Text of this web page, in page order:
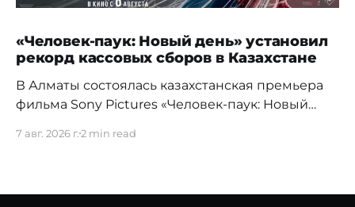
«Человек-паук: Новый день» установил
рекорд кассовых сборов в Казахстане
В Алматы состоялась казахстанская премьера
фильма Sony Pictures «Человек-паук: Новый
установила новый абсолютный рекорд
августа в кинотеатре Chaplin Cinemas в ТРЦ
7 авг. 2026 г.2 min read